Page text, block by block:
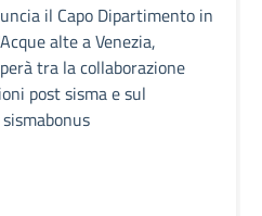
il Capo Dipartimento in
alte a Venezia,
tra la collaborazione
post sisma e sul